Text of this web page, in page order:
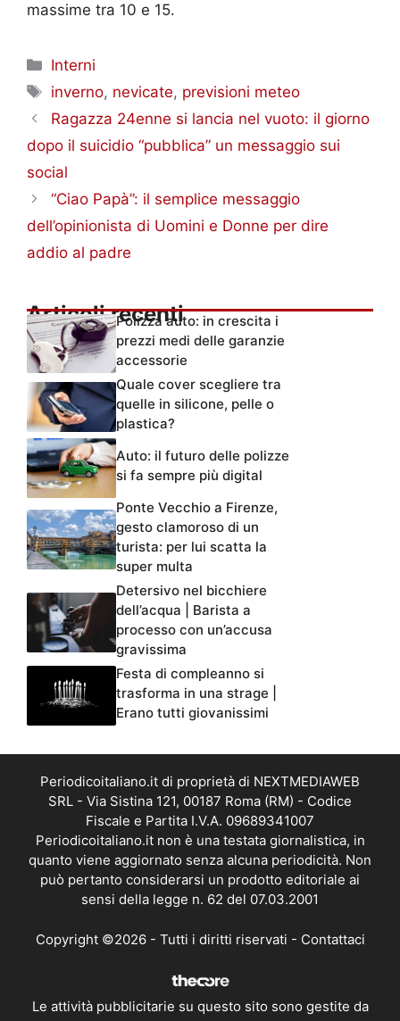
massime tra 10 e 15.
Categorie
Interni
Tag
inverno, nevicate, previsioni meteo
Ragazza 24enne si lancia nel vuoto: il giorno
dopo il suicidio “pubblica” un messaggio sui
social
“Ciao Papà”: il semplice messaggio
dell’opinionista di Uomini e Donne per dire
addio al padre
Articoli recentiPolizza auto: in crescita i
prezzi medi delle garanzie
accessorie
Quale cover scegliere tra
quelle in silicone, pelle o
plastica?
Auto: il futuro delle polizze
si fa sempre più digital
Ponte Vecchio a Firenze,
gesto clamoroso di un
turista: per lui scatta la
super multa
Detersivo nel bicchiere
dell’acqua | Barista a
processo con un’accusa
gravissima
Festa di compleanno si
trasforma in una strage |
Erano tutti giovanissimi
Periodicoitaliano.it di proprietà di NEXTMEDIAWEB
SRL - Via Sistina 121, 00187 Roma (RM) - Codice
Fiscale e Partita I.V.A. 09689341007
Periodicoitaliano.it non è una testata giornalistica, in
quanto viene aggiornato senza alcuna periodicità. Non
può pertanto considerarsi un prodotto editoriale ai
sensi della legge n. 62 del 07.03.2001
Copyright ©2026 - Tutti i diritti riservati - Contattaci
Le attività pubblicitarie su questo sito sono gestite da